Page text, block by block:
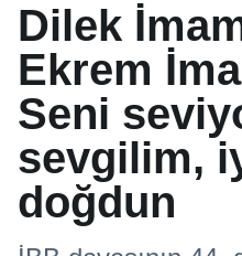
Dilek
Ekrem
Seni
sevgilim,
doğdun